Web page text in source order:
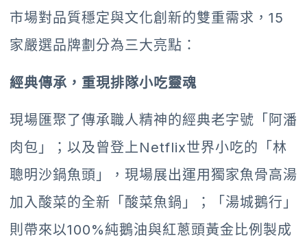
市場對品質穩定與文化創新的雙重需求，15
家嚴選品牌劃分為三大亮點：
經典傳承，重現排隊小吃靈魂
現場匯聚了傳承職人精神的經典老字號「阿潘
肉包」；以及曾登上Netflix世界小吃的「林
聰明沙鍋魚頭」，現場展出運用獨家魚骨高湯
加入酸菜的全新「酸菜魚鍋」；「湯城鵝行」
則帶來以100%純鵝油與紅蔥頭黃金比例製成